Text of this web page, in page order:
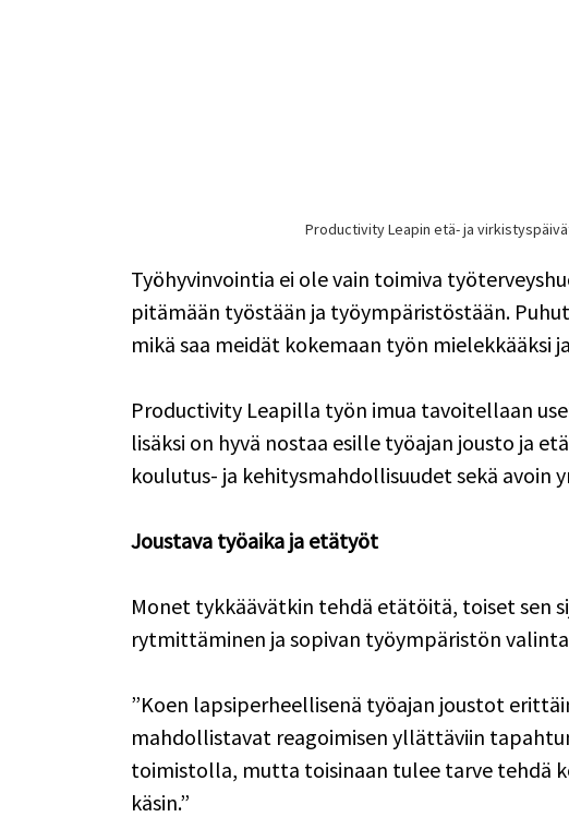
Productivity Leapin etä- ja
Työhyvinvointia ei ole vain toimiva
pitämään työstään ja työympäristöstään.
mikä saa meidät kokemaan työn mielekkääksi
Productivity Leapilla työn imua tavoitellaan
lisäksi on hyvä nostaa esille työajan jousto ja
koulutus- ja kehitysmahdollisuudet sekä avoin
Joustava työaika ja etätyöt
Monet tykkäävätkin tehdä etätöitä, toiset sen
rytmittäminen ja sopivan työympäristön
”Koen lapsiperheellisenä työajan joustot
mahdollistavat reagoimisen yllättäviin
toimistolla, mutta toisinaan tulee tarve tehdä
käsin.”